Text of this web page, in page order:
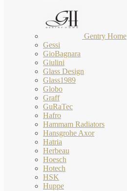
Gentry Home
Gessi
GioBagnara
Giulini
Glass Design
Glass1989
Globo
Graff
GuRaTec
Hafro
Hammam Radiators
Hansgrohe Axor
Hatria
Herbeau
Hoesch
Hotech
HSK
Huppe